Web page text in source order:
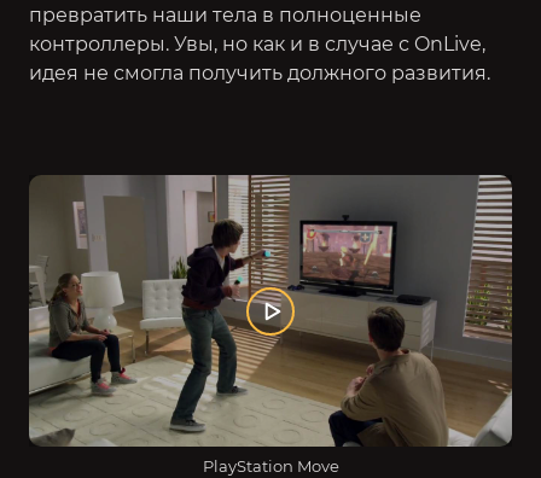
превратить наши тела в полноценные
контроллеры. Увы, но как и в случае с OnLive,
идея не смогла получить должного развития.
PlayStation Move